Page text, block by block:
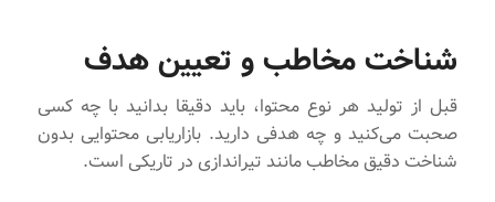
شناخت مخاطب و تعیین هدف
قبل از تولید هر نوع محتوا، باید دقیقا بدانید با چه کسی
صحبت می‌کنید و چه هدفی دارید. بازاریابی محتوایی بدون
شناخت دقیق مخاطب مانند تیراندازی در تاریکی است.